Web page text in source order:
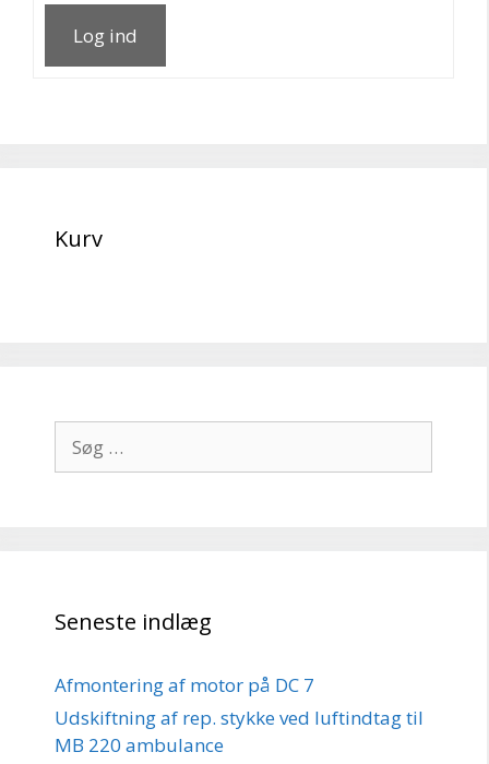
Log ind
Kurv
efter:
Seneste indlæg
Afmontering af motor på DC 7
Udskiftning af rep. stykke ved luftindtag til
MB 220 ambulance